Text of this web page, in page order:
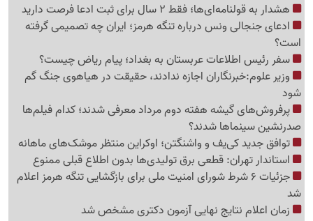
هشدار به قولنامه‌ای‌ها؛ فقط 2 سال برای ثبت ادعا فرصت دارید
ادعای جنجالی ونس درباره تنگه هرمز؛ ایران چه تصمیمی گرفته
است؟
سفر رئیس اطلاعات عربستان به بغداد؛ پیام ریاض چیست؟
وزیر علوم:خبرنگاران اجازه ندادند، حقیقت در هیاهوی جنگ گم
شود
پرفروش‌های گیشه هفته دوم مرداد معرفی شدند؛ کدام فیلم‌ها
صدرنشین سینماها شدند؟
توافق جدید کی‌یف و واشنگتن؛ اوکراین منتظر موشک‌های ماهانه
استاندار تهران: قطعی برق تولیدی‌ها بدون اطلاع قبلی ممنوع
جزئیات 6 شرط شورای امنیت ملی برای بازگشایی تنگه هرمز اعلام
شد
زمان اعلام نتایج نهایی آزمون دکتری مشخص شد